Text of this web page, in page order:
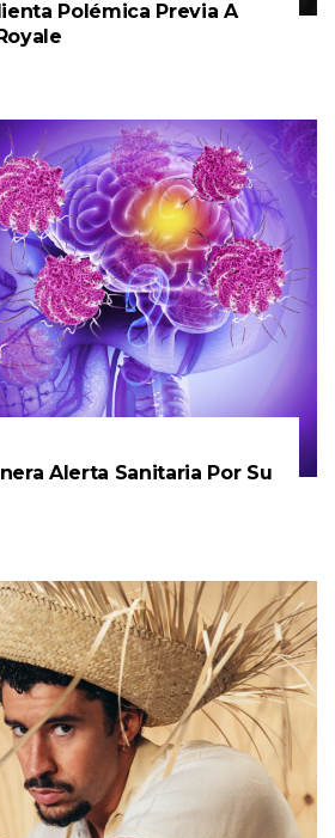
Polémica Previa A
Alerta Sanitaria Por Su